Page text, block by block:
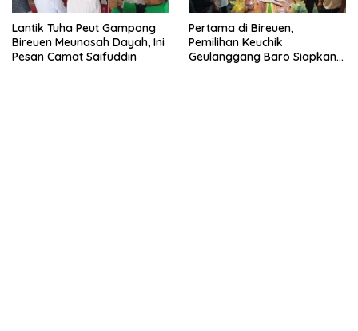
Lantik Tuha Peut Gampong
Bireuen Meunasah Dayah, Ini
Pertama di Bireuen,
Pemilihan Keuchik
Geulanggang Baro Siapkan